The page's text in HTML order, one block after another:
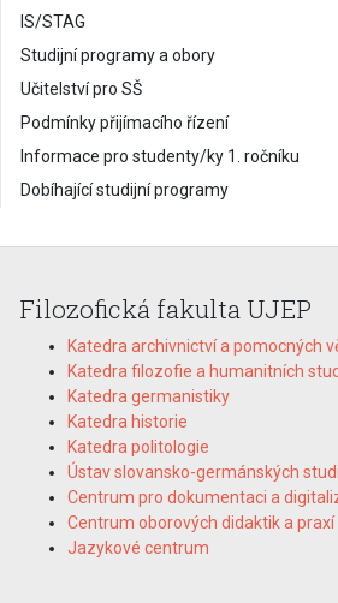
IS/STAG
Studijní programy a obory
Učitelství pro SŠ
Podmínky přijímacího řízení
Informace pro studenty/ky 1. ročníku
Dobíhající studijní programy
Filozofická fakulta UJEP
Katedra archivnictví a pomocných
Katedra filozofie a humanitních
Katedra germanistiky
Katedra historie
Katedra politologie
Ústav slovansko-germánských
Centrum pro dokumentaci a
Centrum oborových didaktik a praxí
Jazykové centrum